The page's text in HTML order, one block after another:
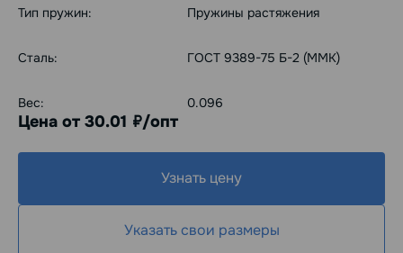
Тип пружин: Пружины растяжения
Сталь: ГОСТ 9389-75 Б-2 (ММК)
Вес: 0.096
Цена от 30.01 руб./опт
Узнать цену
Указать свои размеры